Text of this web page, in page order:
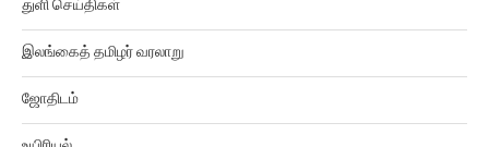
இலங்கைத் தமிழர் வரலாறு
ஜோதிடம்
உயிரியல்